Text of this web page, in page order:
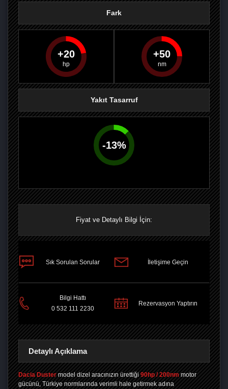
PAYLAŞPAYLAŞPLUS'TA
Fark
20 50
Yakıt Tasarruf
-13%
Fiyat ve Detaylı Bilgi İçin:
Sık Sorulan Sorular İletişime Geçin
Bilgi Hattı
0 532 111 2230
Rezervasyon Yaptırın
Detaylı Açıklama
Dacia Duster model dizel aracınızın ürettiği 90hp / 200nm motor
gücünü, Türkiye normlarında verimli hale getirmek adına